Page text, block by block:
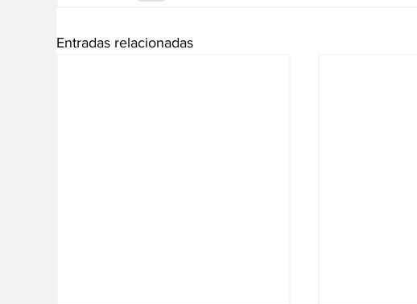
Entradas relacionadas